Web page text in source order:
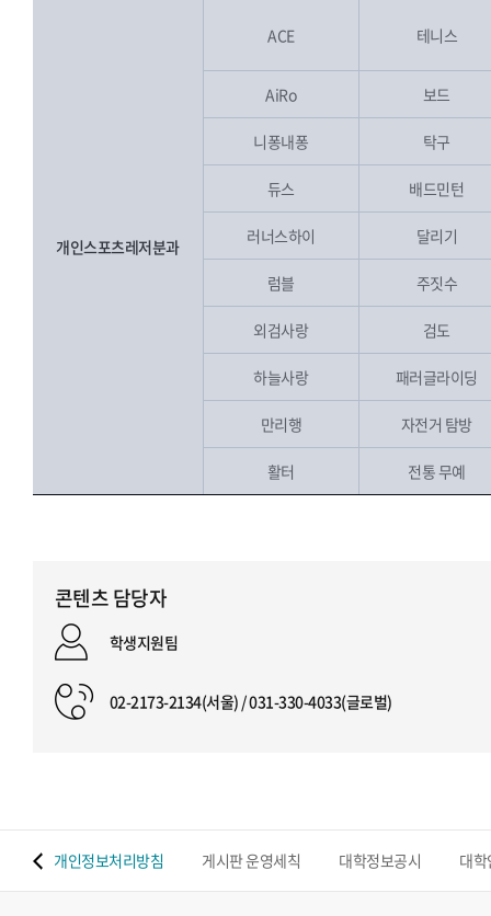
개인스포츠레저분과
ACE 테니스
AiRo 보드
니퐁내퐁 탁구
듀스 배드민턴
러너스하이 달리기
럼블 주짓수
외검사랑 검도
하늘사랑 패러글라이딩
만리행 자전거 탐방
활터 전통 무예
콘텐츠 담당자
학생지원팀
02-2173-2134(서울) / 031-330-4033(글로벌)
개인정보처리방침 게시판 운영세칙 대학정보공시 대